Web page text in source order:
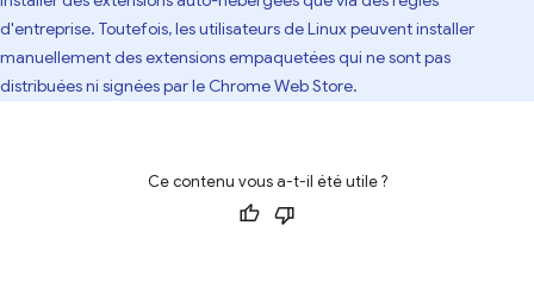
d'entreprise. Toutefois, les utilisateurs de Linux peuvent installer
manuellement des extensions empaquetées qui ne sont pas
distribuées ni signées par le Chrome Web Store.
Ce contenu vous a-t-il été utile ?